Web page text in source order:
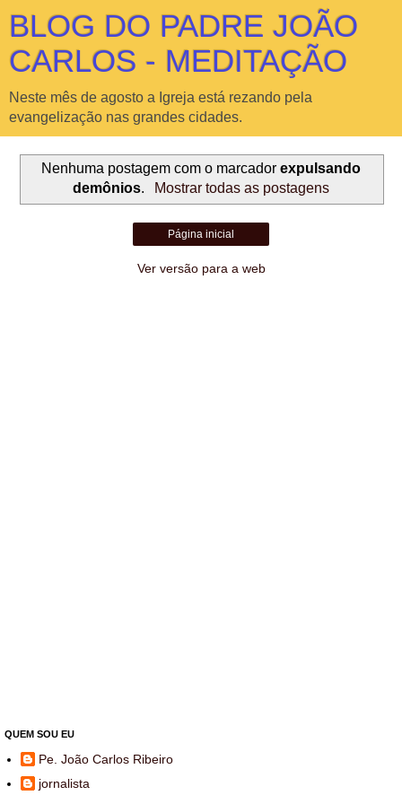
BLOG DO PADRE JOÃO
CARLOS - MEDITAÇÃO
Neste mês de agosto a Igreja está rezando pela
evangelização nas grandes cidades.
Nenhuma postagem com o marcador expulsando
demônios. Mostrar todas as postagens
Página inicial
Ver versão para a web
QUEM SOU EU
Pe. João Carlos Ribeiro
jornalista